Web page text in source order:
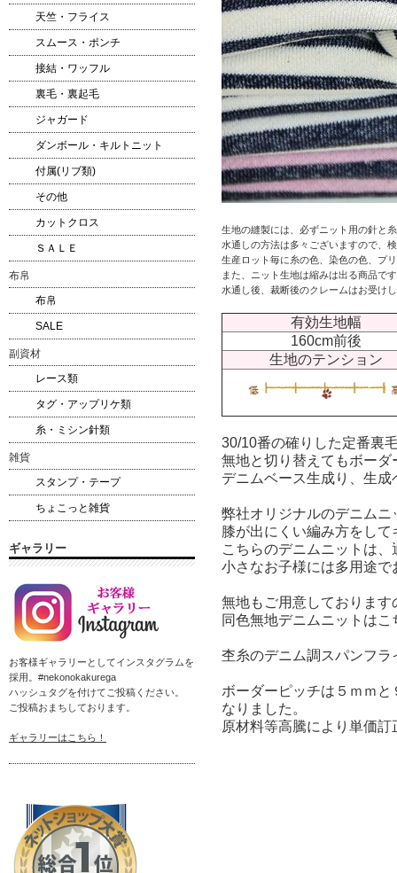
生地の縫製には、必ずニット用の針と
水通しの方法は多々ございますので、
生産ロット毎に糸の色、染色の色、プ
また、ニット生地は縮みは出る商品で
水通し後、裁断後のクレームはお受け
有効生地幅
160cm前後
生地のテンション
30/10番の確りした定番裏
無地と切り替えてもボー
デニムベース生成り、生
弊社オリジナルのデニムニ
膝が出にくい編み方をし
こちらのデニムニットは
小さなお子様には多用途
無地もご用意しておりま
同色無地デニムニットはこ
杢糸のデニム調スパンフラ
ボーダーピッチは５ｍｍ
なりました。
原材料等高騰により単価
天竺・フライス
スムース・ポンチ
接結・ワッフル
裏毛・裏起毛
ジャガード
ダンボール・キルトニット
付属(リブ類)
その他
カットクロス
ＳＡＬＥ
布帛
布帛
SALE
副資材
レース類
タグ・アップリケ類
糸・ミシン針類
雑貨
スタンプ・テープ
ちょこっと雑貨
ギャラリー
お客様ギャラリーとしてインスタグラムを
採用。#nekonokakurega
ハッシュタグを付けてご投稿ください。
ご投稿おまちしております。
ギャラリーはこちら！